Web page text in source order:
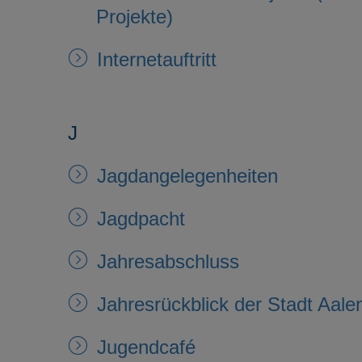
Projekte)
Internetauftritt
J
Jagdangelegenheiten
Jagdpacht
Jahresabschluss
Jahresrückblick der Stadt
Jugendcafé